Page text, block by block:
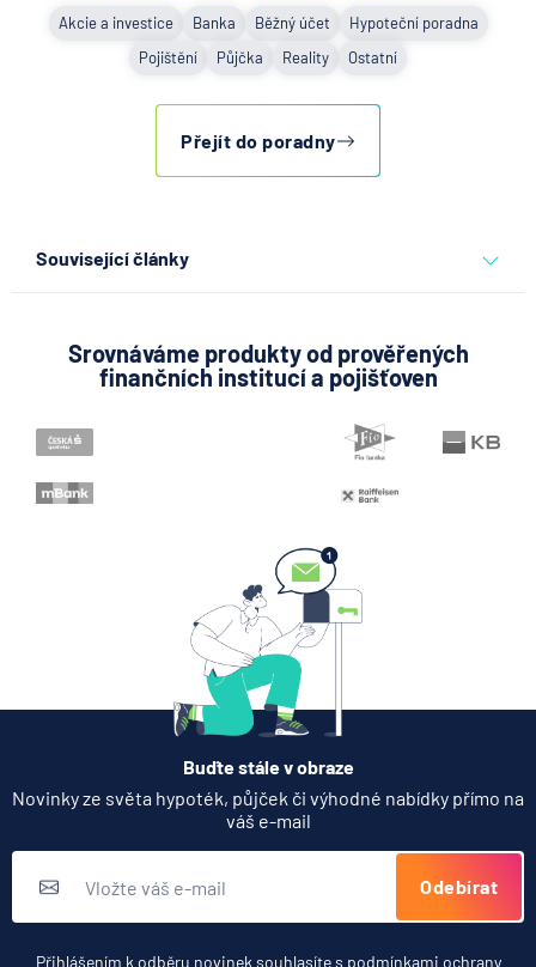
Akcie a investice Banka Běžný účet
Hypoteční poradna
Pojištění
Půjčka Reality Ostatní
Přejít do poradny
Související články
přímo v Partners App
6.8.2026 Daně
Když rozhoduje stres: nové
triky bankovních podvodníků
Partners Banka spouští
termínovaný vklad 4,33 %
p.a. na 6 měsíců
5.8.2026
Jak dnes vykládat výsledky
zátěžových testů ČNB
Zobrazit všechny články
Srovnáváme produkty od prověřených
finančních institucí a pojišťoven
Buďte stále v obraze
Novinky ze světa hypoték, půjček či výhodné nabídky přímo na
váš e-mail
Odebírat
Přihlášením k odběru novinek souhlasíte s podmínkami ochrany